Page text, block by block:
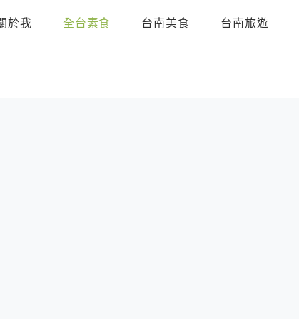
於我 全台素食 台南美食 台南旅遊